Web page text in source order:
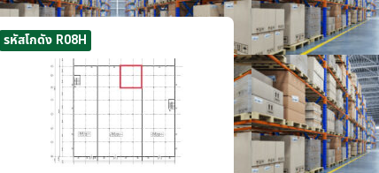
รหัสโกดัง R08H